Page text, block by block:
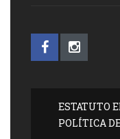
ESTATUTO
POLÍTICA